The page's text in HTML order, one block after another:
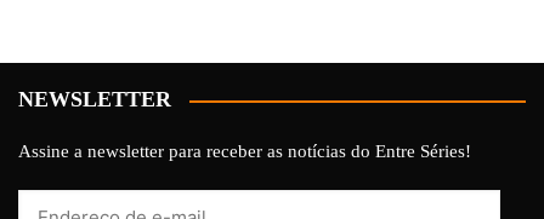
NEWSLETTER
Assine a newsletter para receber as notícias do Entre Séries!